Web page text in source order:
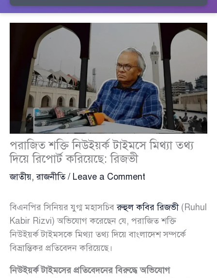
পরাজিত শক্তি নিউইয়র্ক টাইমসে মিথ্যা তথ্য
দিয়ে রিপোর্ট করিয়েছে: রিজভী
জাতীয়,রাজনীতি/ Leave a Comment
বিএনপির সিনিয়র যুগ্ম মহাসচিবরুহুল কবির রিজভী(Ruhul
Kabir Rizvi) অভিযোগ করেছেন যে, পরাজিত শক্তি
নিউইয়র্ক টাইমসকে মিথ্যা তথ্য দিয়ে বাংলাদেশ সম্পর্কে
বিভ্রান্তিকর প্রতিবেদন করিয়েছে।
নিউইয়র্ক টাইমসের প্রতিবেদনের বিরুদ্ধে অভিযোগ